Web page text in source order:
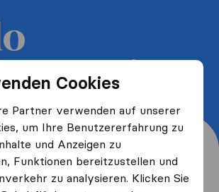
Cookies
Partner verwenden auf unserer
um Ihre Benutzererfahrung zu
und Anzeigen zu
Funktionen bereitzustellen und
zu analysieren. Klicken Sie
Umzugsangebote
bis zu 40% sparen